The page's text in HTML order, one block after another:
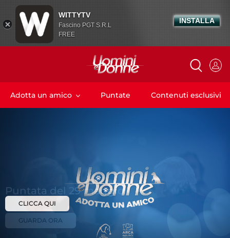
Adotta un amico Puntate Contenuti esclusivi
CLICCA QUI
WITTYTV
Fascino PGT S.R.L
FREE
INSTALLA